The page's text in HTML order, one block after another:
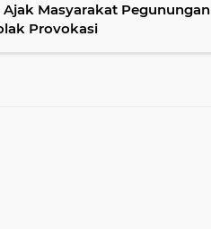
Masyarakat Pegunungan
Provokasi